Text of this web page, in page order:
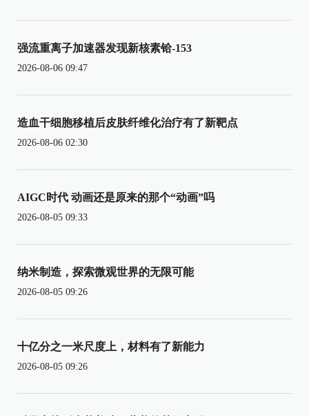
强流重离子加速器发现新核素铪-153
2026-08-06 09:47
造血干细胞移植后皮肤纤维化治疗有了新靶点
2026-08-06 02:30
AIGC时代 动画还是原来的那个“动画”吗
2026-08-05 09:33
纳米制造，探索微观世界的无限可能
2026-08-05 09:26
十亿分之一米尺度上，材料有了新能力
2026-08-05 09:26